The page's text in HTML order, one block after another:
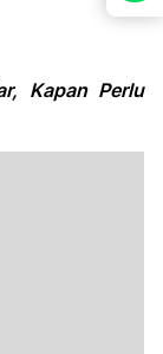
Kapan Perlu